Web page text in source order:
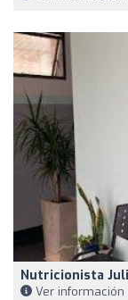
Nutricionista
Ver